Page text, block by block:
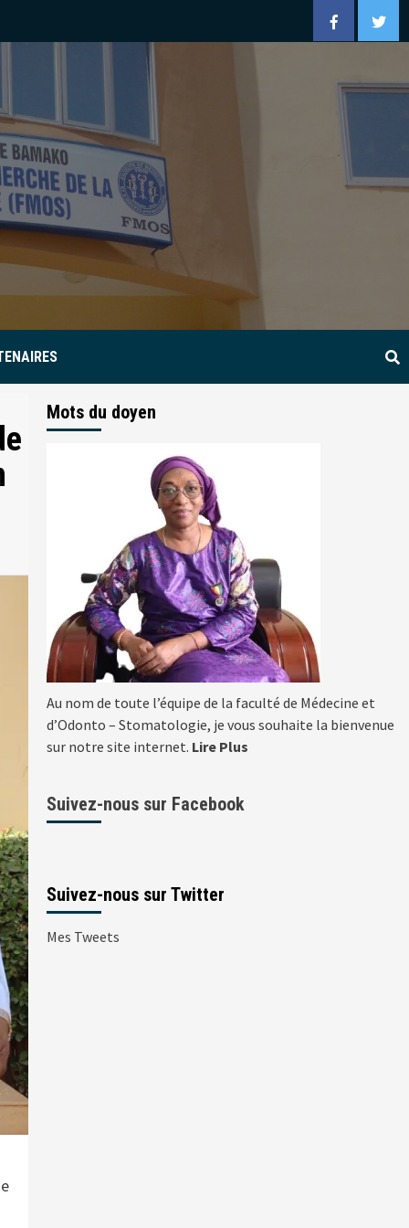
Facebook
Mots du doyen
Au nom de toute l’équipe de la faculté de Médecine et
d’Odonto – Stomatologie, je vous souhaite la bienvenue
sur notre site internet. Lire Plus
Suivez-nous sur Facebook
Suivez-nous sur Twitter
Mes Tweets